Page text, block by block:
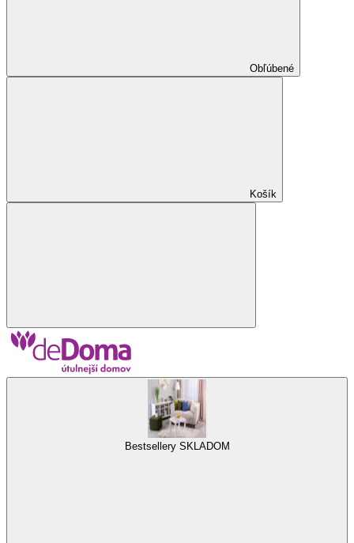
Obľúbené
Košík
Bestsellery SKLADOM